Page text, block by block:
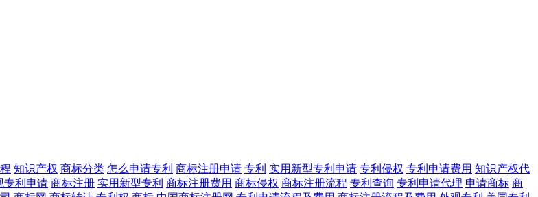
知识产权 商标分类 怎么申请专利 商标注册申请 专利 实用新型专利申请 专利侵权 专利申请费用 知识产权代
专利申请 商标注册 实用新型专利 商标注册费用 商标侵权 商标注册流程 专利查询 专利申请代理 申请商标 商